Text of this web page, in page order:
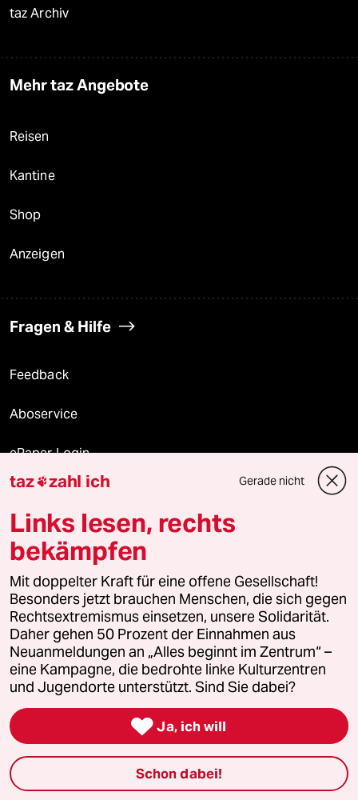
taz Archiv
Mehr taz Angebote
Reisen
Kantine
Shop
Anzeigen
Fragen & Hilfe
Feedback
Aboservice
ePaper Login
Downloads für Abonnierende
© 2026 taz Verlags und Vertriebs GmbH
Alle Rechte vorbehalten. Bei rechtlichen Fragen oder für Genehmigungen
wenden Sie sich bitte an
lizenzen@taz.de
Feedback Redaktionsstatut Kommune-Richtlinien
Leitlinie Informant Datenschutz Impressum AGB
Seitenwende Einwilligungen widerrufen (Ads)
taz zahl ich Gerade nicht
Links lesen, rechts
bekämpfen
Mit doppelter Kraft für eine offene Gesellschaft!
Besonders jetzt brauchen Menschen, die sich gegen
Rechtsextremismus einsetzen, unsere Solidarität.
Daher gehen 50 Prozent der Einnahmen aus
Neuanmeldungen an „Alles beginnt im Zentrum“ –
eine Kampagne, die bedrohte linke Kulturzentren
und Jugendorte unterstützt. Sind Sie dabei?
 Ja, ich will
Schon dabei!